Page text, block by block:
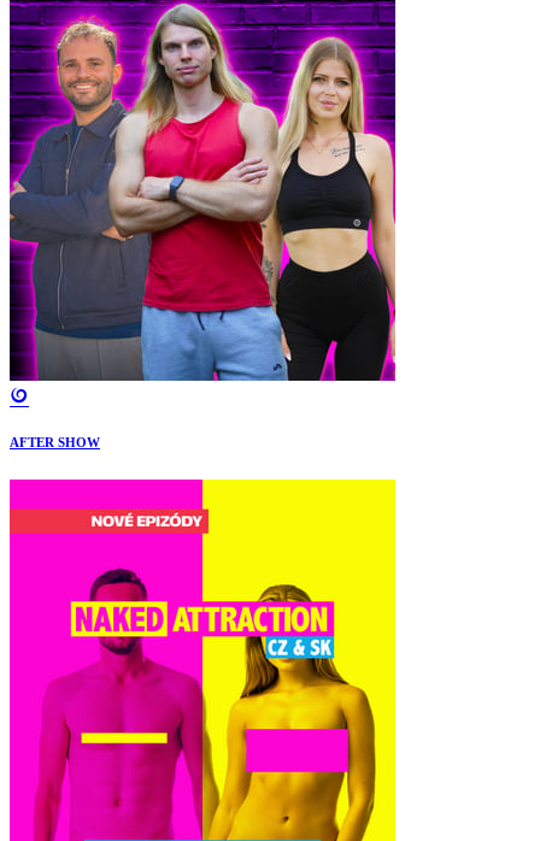
AFTER SHOW